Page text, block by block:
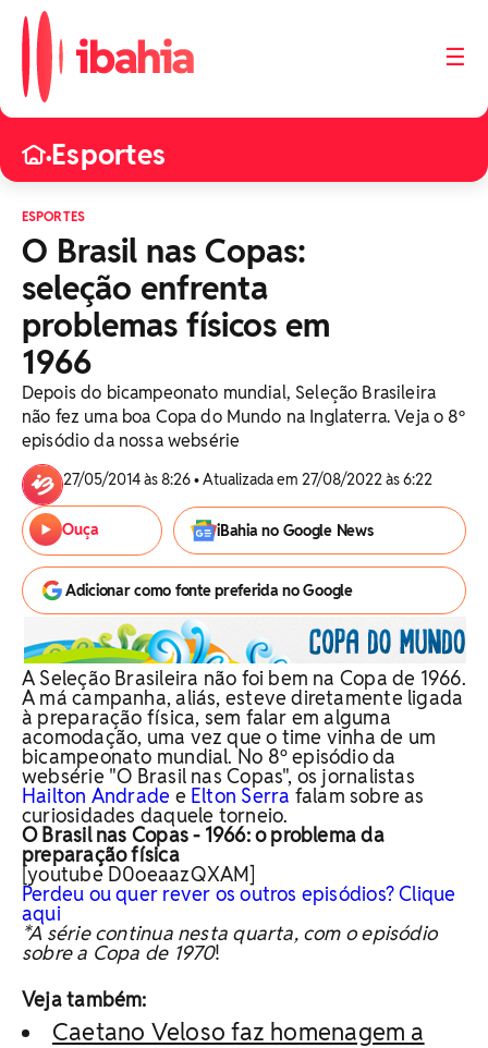
☰
•Esportes
ESPORTES
O Brasil nas Copas:
seleção enfrenta
problemas físicos em
1966
Depois do bicampeonato mundial, Seleção Brasileira
não fez uma boa Copa do Mundo na Inglaterra. Veja o 8º
episódio da nossa websérie
27/05/2014 às 8:26 • Atualizada em 27/08/2022 às 6:22
Ouça iBahia no Google News
Adicionar como fonte preferida no Google
A Seleção Brasileira não foi bem na Copa de 1966.
A má campanha, aliás, esteve diretamente ligada
à preparação física, sem falar em alguma
acomodação, uma vez que o time vinha de um
bicampeonato mundial. No 8º episódio da
websérie "O Brasil nas Copas", os jornalistas
Hailton Andrade e Elton Serra falam sobre as
curiosidades daquele torneio.
O Brasil nas Copas - 1966: o problema da
preparação física
[youtube D0oeaazQXAM]
Perdeu ou quer rever os outros episódios? Clique
aqui
*A série continua nesta quarta, com o episódio
sobre a Copa de 1970!
Veja também:
Caetano Veloso faz homenagem a